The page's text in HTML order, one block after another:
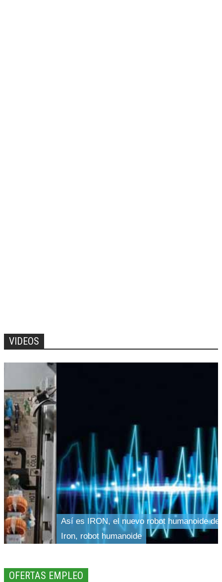
VIDEOS
Así es IRON, el nuevo robot humanoide de
Iron, robot humanoide
OFERTAS EMPLEO